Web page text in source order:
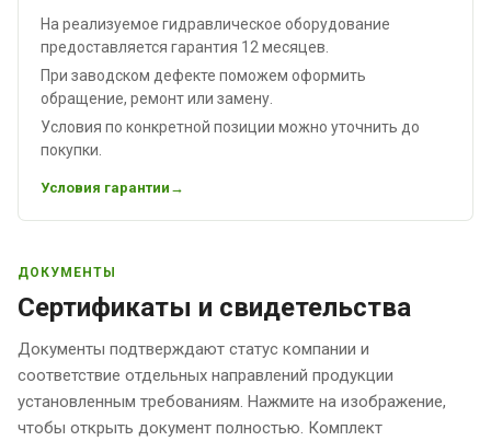
На реализуемое гидравлическое оборудование
предоставляется гарантия 12 месяцев.
При заводском дефекте поможем оформить
обращение, ремонт или замену.
Условия по конкретной позиции можно уточнить до
покупки.
Условия гарантии
ДОКУМЕНТЫ
Сертификаты и свидетельства
Документы подтверждают статус компании и
соответствие отдельных направлений продукции
установленным требованиям. Нажмите на изображение,
чтобы открыть документ полностью. Комплект